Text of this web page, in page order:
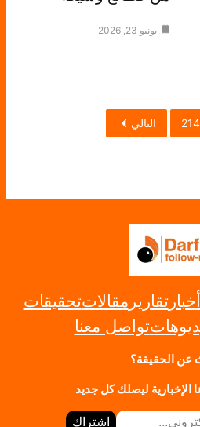
يونيو 23, 2026
214 التالي
أخبارتقارير مقالاتتحقيقات
تواصل معنا
عن الحقيقة؟
الإخبارية ليصلك كل جديد
اشتراك